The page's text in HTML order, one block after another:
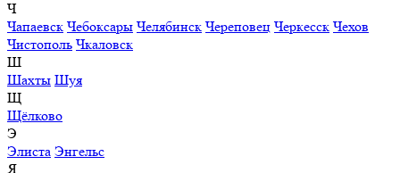
Ч
Чапаевск Чебоксары Челябинск Череповец Черкесск Чехов
Чистополь Чкаловск
Ш
Шахты Шуя
Щ
Щёлково
Э
Элиста Энгельс
Я